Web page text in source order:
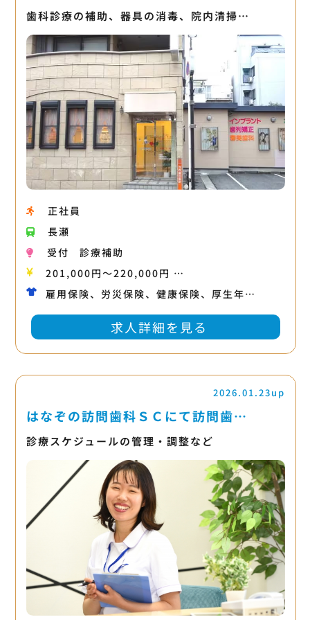
歯科診療の補助、器具の消毒、院内清掃…
正社員
長瀬
受付
診療補助
201,000円〜220,000円 …
雇用保険、労災保険、健康保険、厚生年…
求人詳細を見る
2026.01.23up
はなぞの訪問歯科ＳＣにて訪問歯…
診療スケジュールの管理・調整など